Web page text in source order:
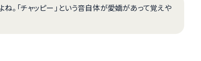
。「チャッピー」という音自体が愛嬌があって覚えや